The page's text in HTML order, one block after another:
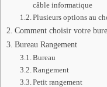
câble informatique
Plusieurs options au
Comment choisir votre
Bureau Rangement
Bureau
Rangement
Petit rangement